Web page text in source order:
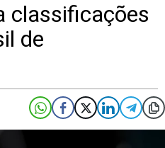
classificações
de